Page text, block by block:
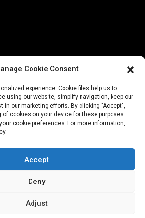
Cookie Consent
experience. Cookie files help us to
using our website, simplify navigation, keep our
in our marketing efforts. By clicking "Accept",
of cookies on your device for these purposes.
cookie preferences. For more information,
Accept
Deny
Adjust